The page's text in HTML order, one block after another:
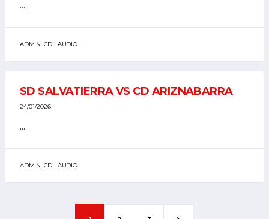
...
ADMIN. CD LAUDIO
SD SALVATIERRA VS CD ARIZNABARRA
24/01/2026
...
ADMIN. CD LAUDIO